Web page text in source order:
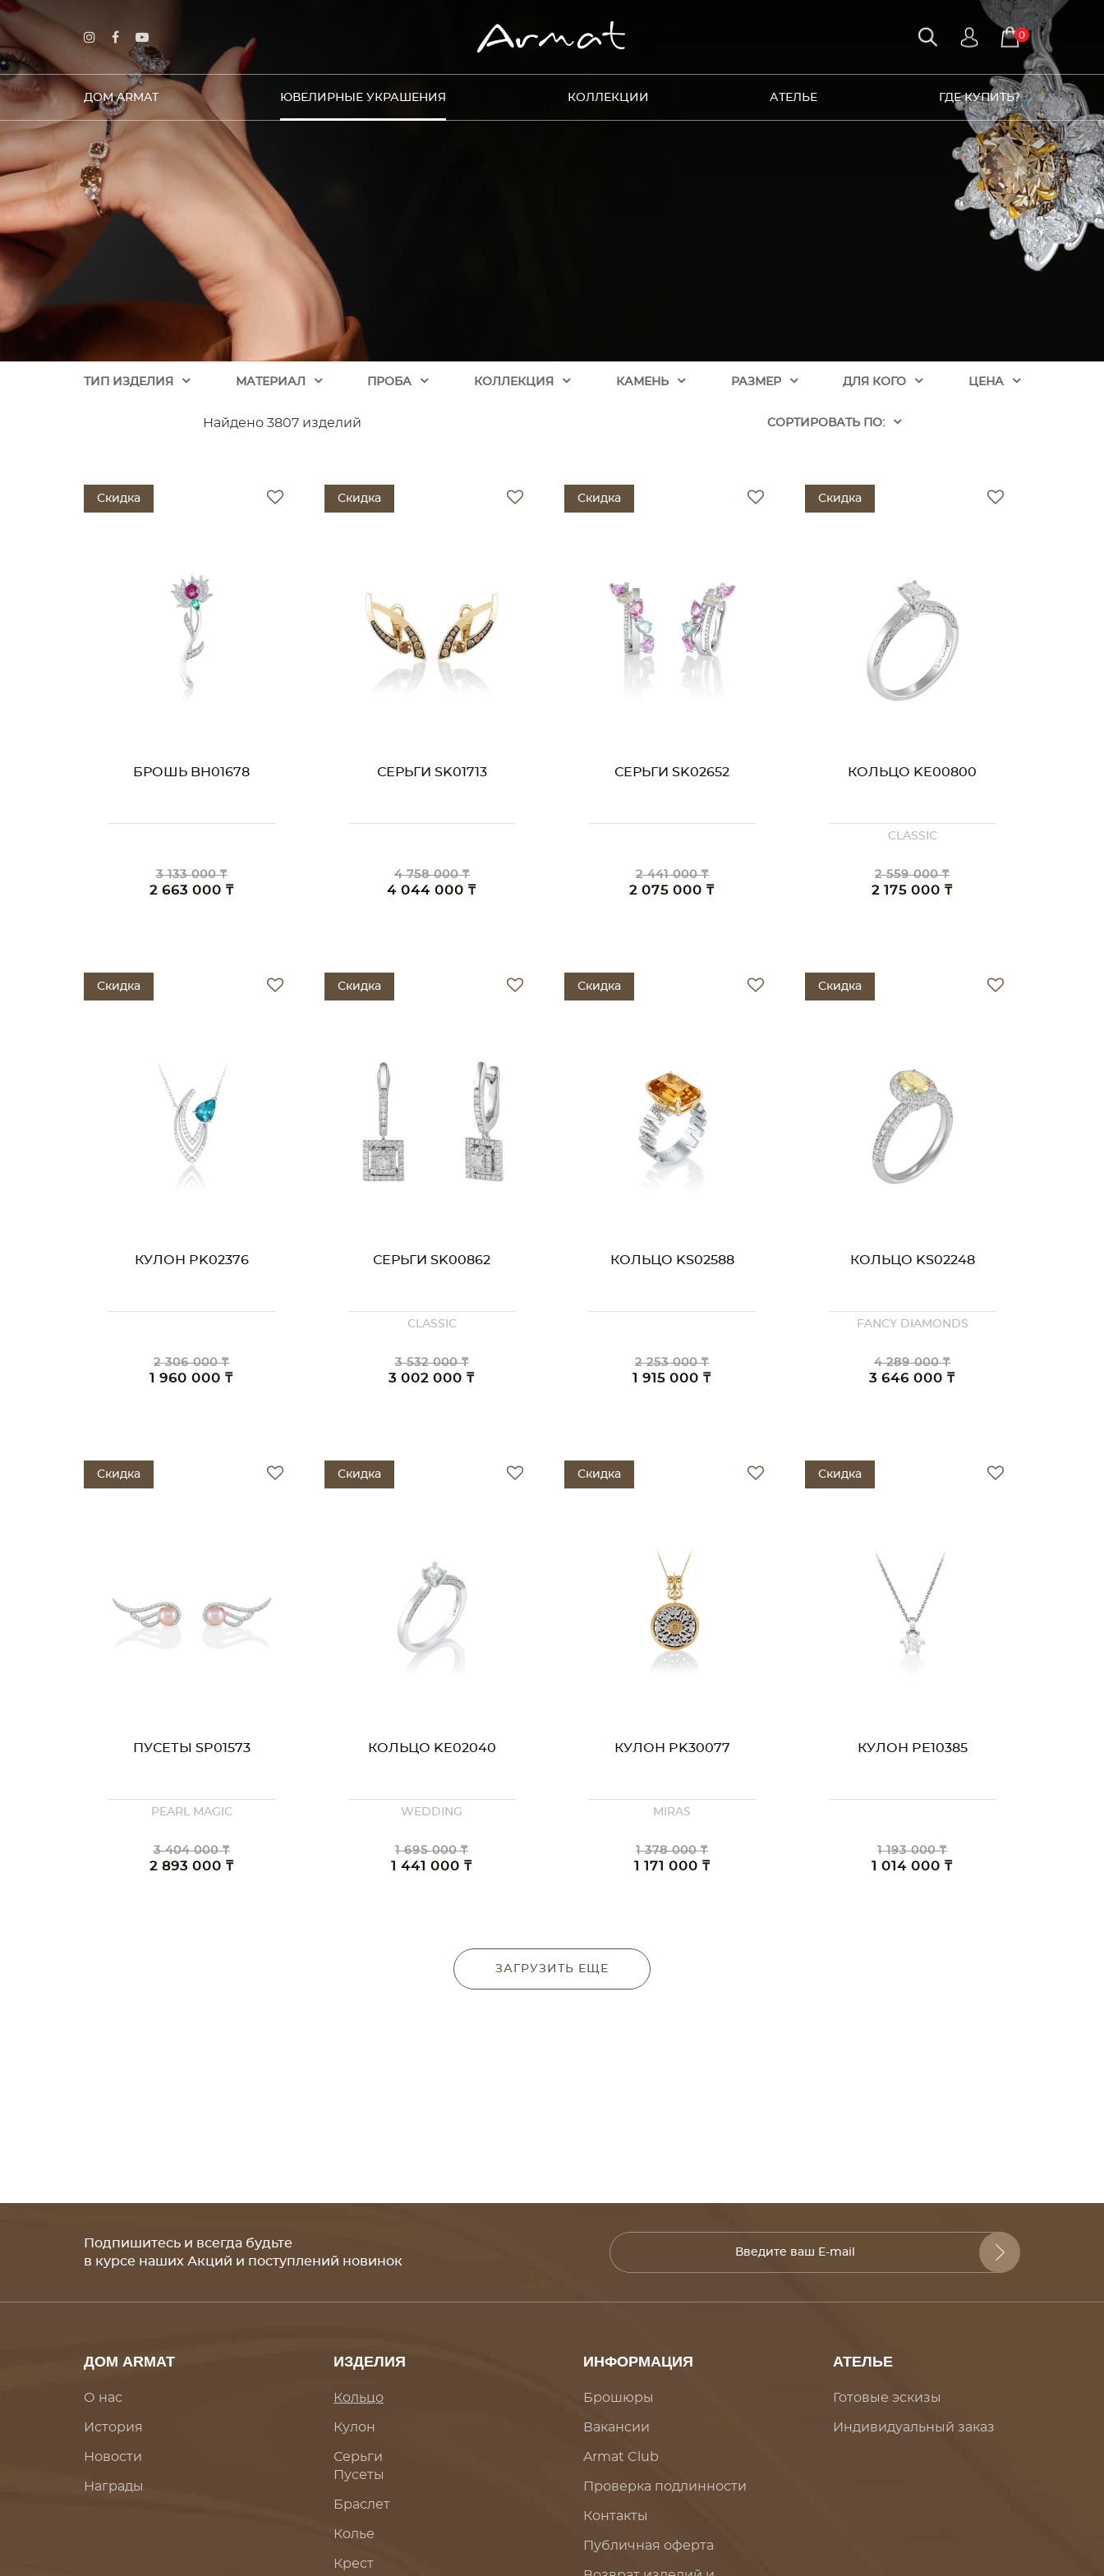
0
ДОМ ARMAT ЮВЕЛИРНЫЕ УКРАШЕНИЯ КОЛЛЕКЦИИ АТЕЛЬЕ ГДЕ КУПИТЬ?
ТИП ИЗДЕЛИЯ МАТЕРИАЛ ПРОБА КОЛЛЕКЦИЯ КАМЕНЬ РАЗМЕР ДЛЯ КОГО ЦЕНА
Найдено 3807 изделий CОРТИРОВАТЬ ПО:
Скидка
БРОШЬ BH01678
3 133 000 ₸
2 663 000 ₸
Скидка
СЕРЬГИ SK01713
4 758 000 ₸
4 044 000 ₸
Скидка
СЕРЬГИ SK02652
2 441 000 ₸
2 075 000 ₸
Скидка
КОЛЬЦО KE00800
CLASSIC
2 559 000 ₸
2 175 000 ₸
Скидка
КУЛОН PK02376
2 306 000 ₸
1 960 000 ₸
Скидка
СЕРЬГИ SK00862
CLASSIC
3 532 000 ₸
3 002 000 ₸
Скидка
КОЛЬЦО KS02588
2 253 000 ₸
1 915 000 ₸
Скидка
КОЛЬЦО KS02248
FANCY DIAMONDS
4 289 000 ₸
3 646 000 ₸
Скидка
ПУСЕТЫ SP01573
PEARL MAGIC
3 404 000 ₸
2 893 000 ₸
Скидка
КОЛЬЦО KE02040
WEDDING
1 695 000 ₸
1 441 000 ₸
Скидка
КУЛОН PK30077
MIRAS
1 378 000 ₸
1 171 000 ₸
Скидка
КУЛОН PE10385
1 193 000 ₸
1 014 000 ₸
ЗАГРУЗИТЬ ЕЩЕ
Подпишитесь и всегда будьте
в курсе наших Акций и поступлений новинок
ДОМ ARMAT
О нас
История
Новости
Награды
ИЗДЕЛИЯ
Кольцо
Кулон
Серьги
Пусеты
Браслет
Колье
Крест
ИНФОРМАЦИЯ
Брошюры
Вакансии
Armat Club
Проверка подлинности
Контакты
Публичная оферта
АТЕЛЬЕ
Готовые эскизы
Индивидуальный заказ